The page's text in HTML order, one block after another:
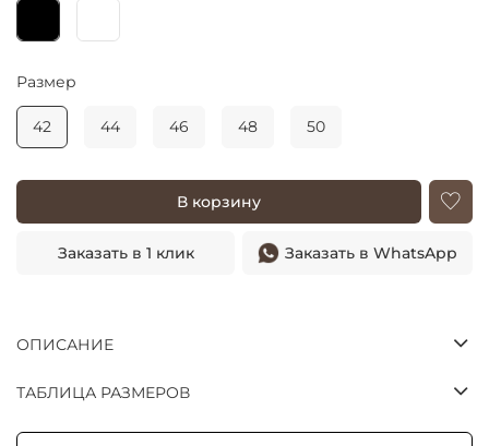
В корзину
Заказать в 1 клик Заказать в WhatsApp
Размер
42 44 46 48 50
ОПИСАНИЕ
ТАБЛИЦА РАЗМЕРОВ